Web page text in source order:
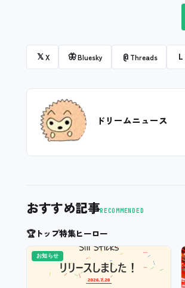
𝕏X 🦋Bluesky @ Threads L
ドリームニュース
おすすめ記事RECOMMENDED
🏆トップ特集ヒーロー
お知らせ